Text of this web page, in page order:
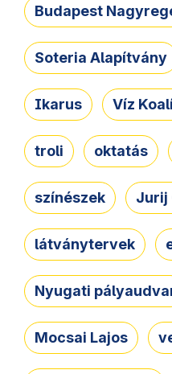
Budapest
Soteria Alapítvány
Ikarus Víz
troli oktatás
színészek Jurij
látványtervek
Nyugati
Mocsai Lajos